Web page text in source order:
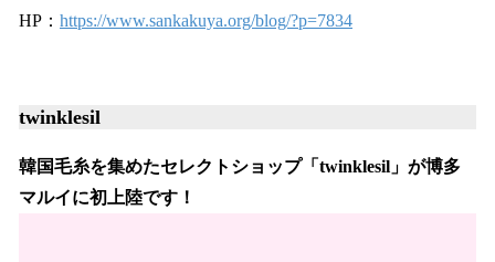
HP： https://www.sankakuya.org/blog/?p=7834
twinklesil
韓国毛糸を集めたセレクトショップ「twinklesil」が博多
マルイに初上陸です！